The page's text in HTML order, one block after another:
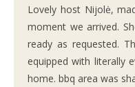
Lovely host Nijolė,
moment we arrived.
ready as requested.
equipped with literally
home. bbq area was